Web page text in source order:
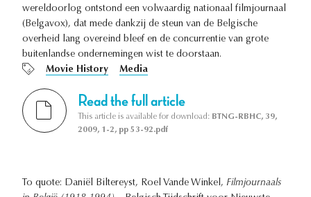
wereldoorlog ontstond een volwaardig nationaal filmjournaal
(Belgavox), dat mede dankzij de steun van de Belgische
overheid lang overeind bleef en de concurrentie van grote
buitenlandse ondernemingen wist te doorstaan.
Movie History
Media
Read the full article
This article is available for download: BTNG-RBHC, 39,
2009, 1-2, pp 53-92.pdf
To quote: Daniël Biltereyst, Roel Vande Winkel, Filmjournaals